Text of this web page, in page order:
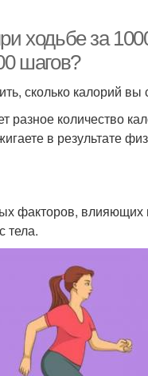
ходьбе за
шагов?
сколько калорий
разное количество
в результате
факторов,
тела.